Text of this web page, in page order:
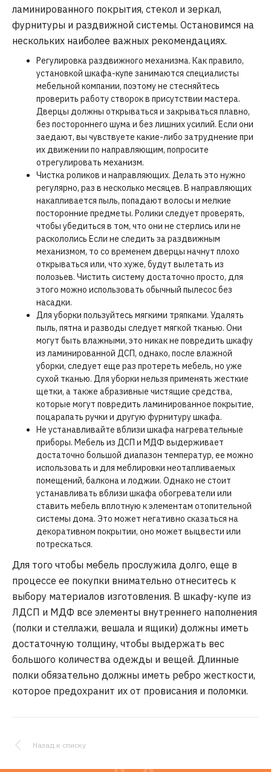
ламинированного покрытия, стекол и зеркал,
фурнитуры и раздвижной системы. Остановимся на
нескольких наиболее важных рекомендациях.
Регулировка раздвижного механизма. Как правило,
установкой шкафа-купе занимаются специалисты
мебельной компании, поэтому не стесняйтесь
проверить работу створок в присутствии мастера.
Дверцы должны открываться и закрываться плавно,
без постороннего шума и без лишних усилий. Если они
заедают, вы чувствуете какие-либо затруднение при
их движении по направляющим, попросите
отрегулировать механизм.
Чистка роликов и направляющих. Делать это нужно
регулярно, раз в несколько месяцев. В направляющих
накапливается пыль, попадают волосы и мелкие
посторонние предметы. Ролики следует проверять,
чтобы убедиться в том, что они не стерлись или не
раскололись Если не следить за раздвижным
механизмом, то со временем дверцы начнут плохо
открываться или, что хуже, будут вылетать из
полозьев. Чистить систему достаточно просто, для
этого можно использовать обычный пылесос без
насадки.
Для уборки пользуйтесь мягкими тряпками. Удалять
пыль, пятна и разводы следует мягкой тканью. Они
могут быть влажными, это никак не повредить шкафу
из ламинированной ДСП, однако, после влажной
уборки, следует еще раз протереть мебель, но уже
сухой тканью. Для уборки нельзя применять жесткие
щетки, а также абразивные чистящие средства,
которые могут повредить ламинированное покрытие,
поцарапать ручки и другую фурнитуру шкафа.
Не устанавливайте вблизи шкафа нагревательные
приборы. Мебель из ДСП и МДФ выдерживает
достаточно большой диапазон температур, ее можно
использовать и для меблировки неотапливаемых
помещений, балкона и лоджии. Однако не стоит
устанавливать вблизи шкафа обогреватели или
ставить мебель вплотную к элементам отопительной
системы дома. Это может негативно сказаться на
декоративном покрытии, оно может выцвести или
потрескаться.
Для того чтобы мебель прослужила долго, еще в
процессе ее покупки внимательно отнеситесь к
выбору материалов изготовления. В шкафу-купе из
ЛДСП и МДФ все элементы внутреннего наполнения
(полки и стеллажи, вешала и ящики) должны иметь
достаточную толщину, чтобы выдержать вес
большого количества одежды и вещей. Длинные
полки обязательно должны иметь ребро жесткости,
которое предохранит их от провисания и поломки.
Назад к списку